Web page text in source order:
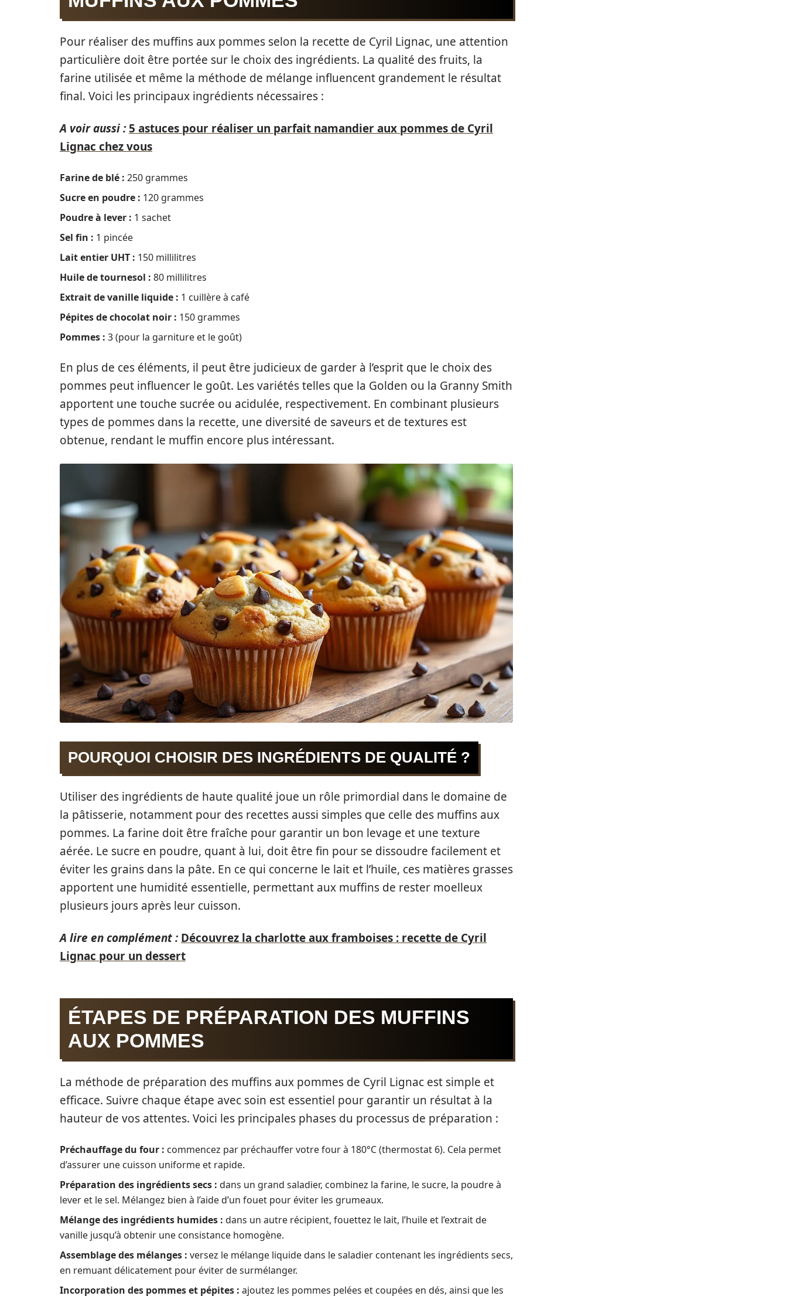
Pour réaliser des muffins aux pommes selon la recette de Cyril Lignac, une attention
particulière doit être portée sur le choix des ingrédients. La qualité des fruits, la
farine utilisée et même la méthode de mélange influencent grandement le résultat
final. Voici les principaux ingrédients nécessaires :
A voir aussi : 5 astuces pour réaliser un parfait namandier aux pommes de Cyril
Lignac chez vous
Farine de blé : 250 grammes
Sucre en poudre : 120 grammes
Poudre à lever : 1 sachet
Sel fin : 1 pincée
Lait entier UHT : 150 millilitres
Huile de tournesol : 80 millilitres
Extrait de vanille liquide : 1 cuillère à café
Pépites de chocolat noir : 150 grammes
Pommes : 3 (pour la garniture et le goût)
En plus de ces éléments, il peut être judicieux de garder à l’esprit que le choix des
pommes peut influencer le goût. Les variétés telles que la Golden ou la Granny Smith
apportent une touche sucrée ou acidulée, respectivement. En combinant plusieurs
types de pommes dans la recette, une diversité de saveurs et de textures est
obtenue, rendant le muffin encore plus intéressant.
POURQUOI CHOISIR DES INGRÉDIENTS DE QUALITÉ ?
Utiliser des ingrédients de haute qualité joue un rôle primordial dans le domaine de
la pâtisserie, notamment pour des recettes aussi simples que celle des muffins aux
pommes. La farine doit être fraîche pour garantir un bon levage et une texture
aérée. Le sucre en poudre, quant à lui, doit être fin pour se dissoudre facilement et
éviter les grains dans la pâte. En ce qui concerne le lait et l’huile, ces matières grasses
apportent une humidité essentielle, permettant aux muffins de rester moelleux
plusieurs jours après leur cuisson.
A lire en complément : Découvrez la charlotte aux framboises : recette de Cyril
Lignac pour un dessert
ÉTAPES DE PRÉPARATION DES MUFFINS
AUX POMMES
La méthode de préparation des muffins aux pommes de Cyril Lignac est simple et
efficace. Suivre chaque étape avec soin est essentiel pour garantir un résultat à la
hauteur de vos attentes. Voici les principales phases du processus de préparation :
Préchauffage du four : commencez par préchauffer votre four à 180°C (thermostat 6). Cela permet
d’assurer une cuisson uniforme et rapide.
Préparation des ingrédients secs : dans un grand saladier, combinez la farine, le sucre, la poudre à
lever et le sel. Mélangez bien à l’aide d’un fouet pour éviter les grumeaux.
Mélange des ingrédients humides : dans un autre récipient, fouettez le lait, l’huile et l’extrait de
vanille jusqu’à obtenir une consistance homogène.
Assemblage des mélanges : versez le mélange liquide dans le saladier contenant les ingrédients secs,
en remuant délicatement pour éviter de surmélanger.
Incorporation des pommes et pépites : ajoutez les pommes pelées et coupées en dés, ainsi que les